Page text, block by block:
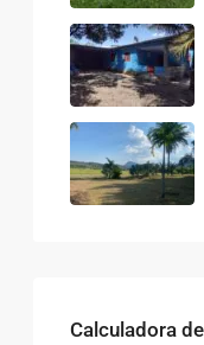
Calculadora